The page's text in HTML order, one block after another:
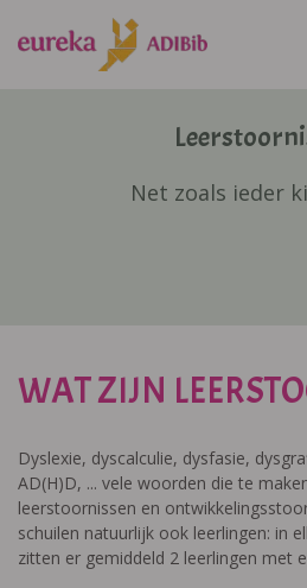
Net zoals ieder
WAT ZIJN
Dyslexie, dyscalculie, dysfasie,
AD(H)D, ... vele woorden die te
leerstoornissen en
schuilen natuurlijk ook leerlingen: in
zitten er gemiddeld 2 leerlingen met